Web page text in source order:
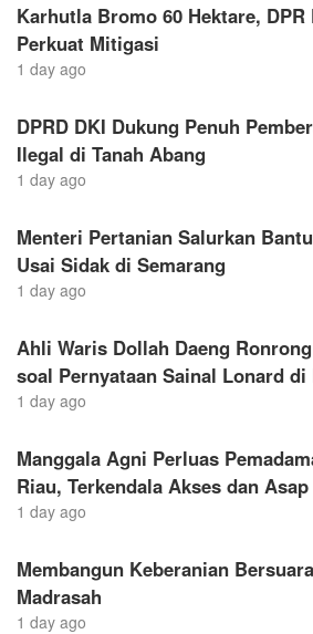
Karhutla Bromo 60 Hektare, DPR
Perkuat Mitigasi
1 day ago
DPRD DKI Dukung Penuh
Ilegal di Tanah Abang
1 day ago
Menteri Pertanian Salurkan
Usai Sidak di Semarang
1 day ago
Ahli Waris Dollah Daeng
soal Pernyataan Sainal Lonard
1 day ago
Manggala Agni Perluas
Riau, Terkendala Akses dan Asap
1 day ago
Membangun Keberanian
Madrasah
1 day ago